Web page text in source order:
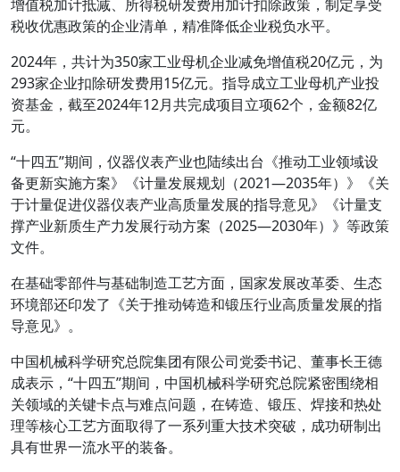
增值税加计抵减、所得税研发费用加计扣除政策，制定享受
税收优惠政策的企业清单，精准降低企业税负水平。
2024年，共计为350家工业母机企业减免增值税20亿元，为
293家企业扣除研发费用15亿元。指导成立工业母机产业投
资基金，截至2024年12月共完成项目立项62个，金额82亿
元。
“十四五”期间，仪器仪表产业也陆续出台《推动工业领域设
备更新实施方案》《计量发展规划（2021—2035年）》《关
于计量促进仪器仪表产业高质量发展的指导意见》《计量支
撑产业新质生产力发展行动方案（2025—2030年）》等政策
文件。
在基础零部件与基础制造工艺方面，国家发展改革委、生态
环境部还印发了《关于推动铸造和锻压行业高质量发展的指
导意见》。
中国机械科学研究总院集团有限公司党委书记、董事长王德
成表示，“十四五”期间，中国机械科学研究总院紧密围绕相
关领域的关键卡点与难点问题，在铸造、锻压、焊接和热处
理等核心工艺方面取得了一系列重大技术突破，成功研制出
具有世界一流水平的装备。